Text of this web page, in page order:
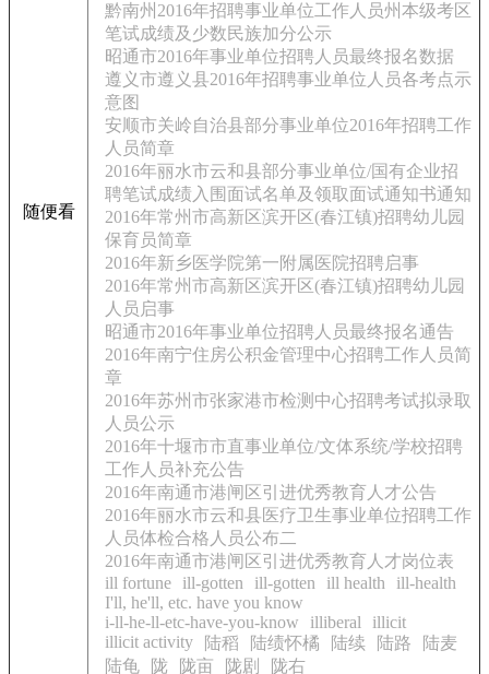
随便看
黔南州2016年招聘事业单位工作人员州本级考区
笔试成绩及少数民族加分公示
昭通市2016年事业单位招聘人员最终报名数据
遵义市遵义县2016年招聘事业单位人员各考点示
意图
安顺市关岭自治县部分事业单位2016年招聘工作
人员简章
2016年丽水市云和县部分事业单位/国有企业招
聘笔试成绩入围面试名单及领取面试通知书通知
2016年常州市高新区滨开区(春江镇)招聘幼儿园
保育员简章
2016年新乡医学院第一附属医院招聘启事
2016年常州市高新区滨开区(春江镇)招聘幼儿园
人员启事
昭通市2016年事业单位招聘人员最终报名通告
2016年南宁住房公积金管理中心招聘工作人员简
章
2016年苏州市张家港市检测中心招聘考试拟录取
人员公示
2016年十堰市市直事业单位/文体系统/学校招聘
工作人员补充公告
2016年南通市港闸区引进优秀教育人才公告
2016年丽水市云和县医疗卫生事业单位招聘工作
人员体检合格人员公布二
2016年南通市港闸区引进优秀教育人才岗位表
ill fortune
ill-gotten ill-gotten ill health
ill-health
I'll, he'll, etc. have you know
i-ll-he-ll-etc-have-you-know
illiberal
illicit
illicit activity
陆稻 陆绩怀橘 陆续 陆路
陆麦
陆龟
陇 陇亩 陇剧 陇右